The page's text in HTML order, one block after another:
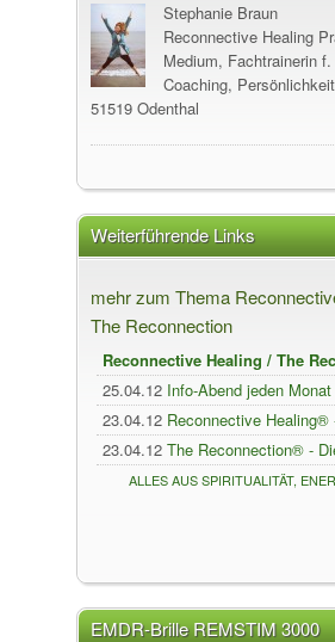
Stephanie Braun
Reconnective Healing
Medium, Fachtrainerin
Coaching,
51519 Odenthal
Weiterführende Links
mehr zum Thema
The Reconnection
Reconnective Healing / The
Lexikon
25.04.12 Info-Abend jeden Monat
23.04.12 Reconnective Healing®
23.04.12 The Reconnection® -
Rückverbindung
ALLES AUS SPIRITUALITÄT,
EMDR-Brille REMSTIM 3000